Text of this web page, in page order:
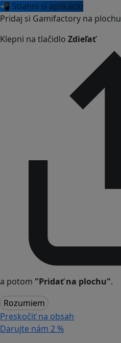
📲 Stiahni si aplikáciu
Pridaj si Gamifactory na plochu
Klepni na tlačidlo Zdieľať
a potom "Pridať na plochu".
Rozumiem
Preskočiť na obsah
Darujte nám 2 %